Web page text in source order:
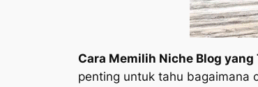
Cara Memilih Niche Blog yang
penting untuk tahu bagaimana